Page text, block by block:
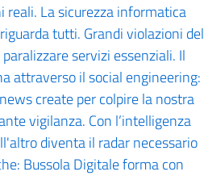
reali. La sicurezza informatica
tutti. Grandi violazioni del
servizi essenziali. Il
attraverso il social engineering:
create per colpire la nostra
vigilanza. Con l’intelligenza
diventa il radar necessario
Bussola Digitale forma con